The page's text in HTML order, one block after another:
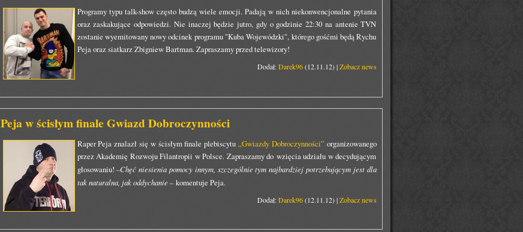
Programy typu talk-show często budzą wiele emocji. Padają w nich niekonwencjonalne pytania
oraz zaskakujące odpowiedzi. Nie inaczej będzie jutro, gdy o godzinie 22:30 na antenie TVN
zostanie wyemitowany nowy odcinek programu "Kuba Wojewódzki", którego gośćmi będą Rychu
Peja oraz siatkarz Zbigniew Bartman. Zapraszamy przed telewizory!
Dodał:Darek96(12.11.12) |Zobacz news
Peja w ścisłym finale Gwiazd Dobroczynności
Raper Peja znalazł się w ścisłym finale plebiscytu „Gwiazdy Dobroczynności” organizowanego
przez Akademię Rozwoju Filantropii w Polsce. Zapraszamy do wzięcia udziału w decydującym
głosowaniu!–Chęć niesienia pomocy innym, szczególnie tym najbardziej potrzebującym jest dla
tak naturalna, jak oddychanie– komentuje Peja.
Dodał:Darek96(12.11.12) |Zobacz news